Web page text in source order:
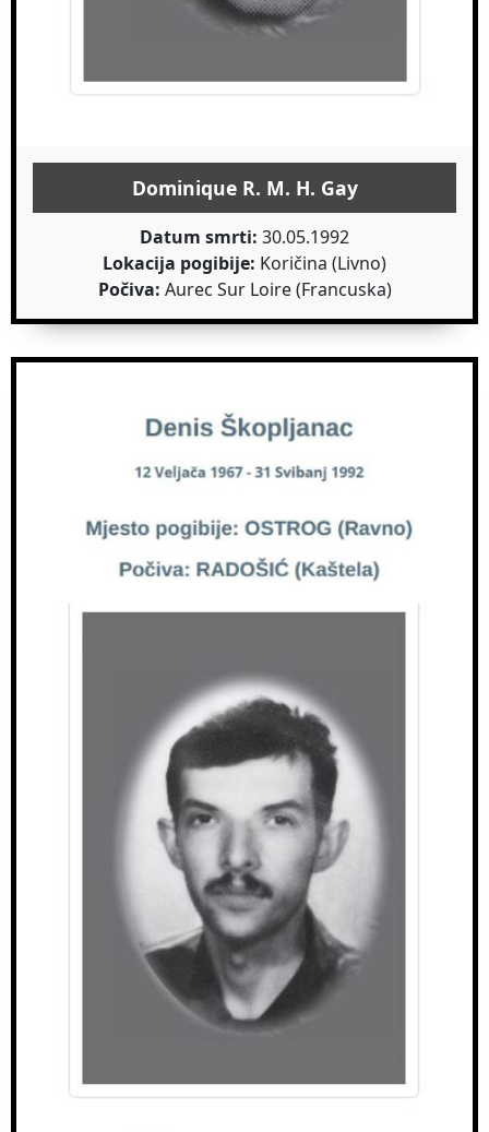
Dominique R. M. H. Gay
Datum smrti: 30.05.1992
Lokacija pogibije: Koričina (Livno)
Počiva: Aurec Sur Loire (Francuska)